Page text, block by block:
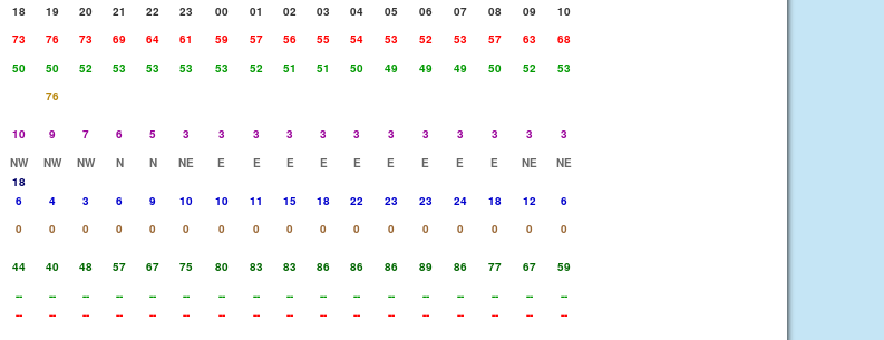
18 19 20 21 22 23 00 01 02 03 04 05 06 07 08 09
10
73 76 73 69 64 61 59 57 56 55 54 53 52 53 57 63
68
50 50 52 53 53 53 53 52 51 51 50 49 49 49 50 52
53
76
10 9 7 6 5 3 3 3 3 3 3 3 3 3 3 3
3
NW NW NW N N NE E E E E E E E E E NE
NE
18
6 4 3 6 9 10 10 11 15 18 22 23 23 24 18 12
6
0 0 0 0 0 0 0 0 0 0 0 0 0 0 0 0
0
44 40 48 57 67 75 80 83 83 86 86 86 89 86 77 67
59
-- -- -- -- -- -- -- -- -- -- -- -- -- -- -- --
--
-- -- -- -- -- -- -- -- -- -- -- -- -- -- -- -- --